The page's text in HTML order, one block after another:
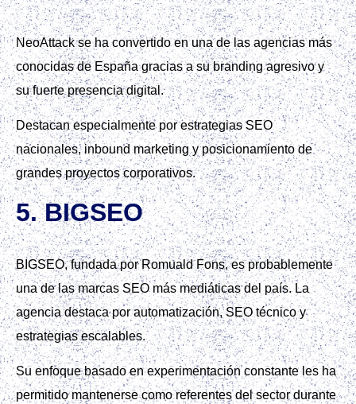
NeoAttack se ha convertido en una de las agencias más
conocidas de España gracias a su branding agresivo y
su fuerte presencia digital.
Destacan especialmente por estrategias SEO
nacionales, inbound marketing y posicionamiento de
grandes proyectos corporativos.
5. BIGSEO
BIGSEO, fundada por Romuald Fons, es probablemente
una de las marcas SEO más mediáticas del país. La
agencia destaca por automatización, SEO técnico y
estrategias escalables.
Su enfoque basado en experimentación constante les ha
permitido mantenerse como referentes del sector durante